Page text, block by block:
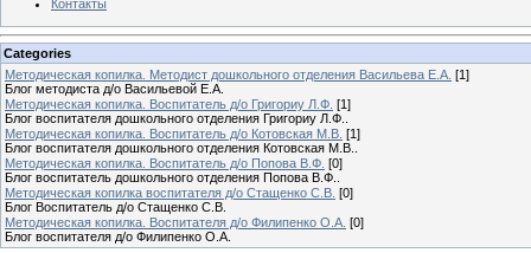
Контакты
Categories
Методическая копилка. Методист дошкольного отделения Васильева Е.А. [1]
Блог методиста д/о Васильевой Е.А.
Методическая копилка. Воспитатель д/о Григориу Л.Ф. [1]
Блог воспитателя дошкольного отделения Григориу Л.Ф..
Методическая копилка. Воспитатель д/о Котовская М.В. [1]
Блог воспитателя дошкольного отделения Котовская М.В..
Методическая копилка. Воспитатель д/о Попова В.Ф. [0]
Блог воспитатель дошкольного отделения Попова В.Ф..
Методическая копилка воспитателя д/о Стащенко С.В. [0]
Блог Воспитатель д/о Стащенко С.В.
Методическая копилка. Воспитателя д/о Филипенко О.А. [0]
Блог воспитателя д/о Филипенко О.А.